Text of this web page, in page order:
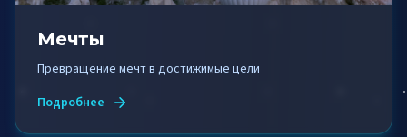
Мечты
Превращение мечт в достижимые цели
Подробнее